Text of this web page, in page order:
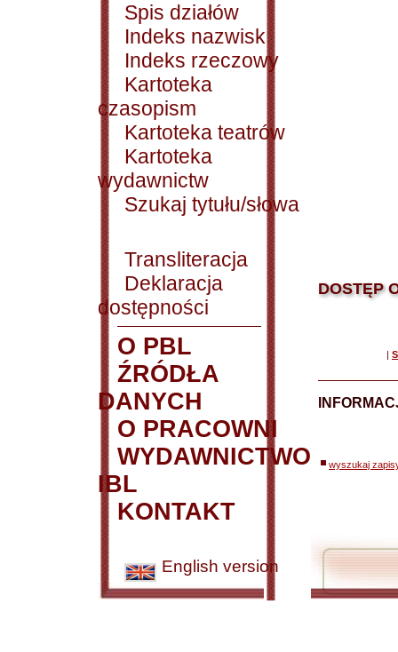
Spis działów
Indeks nazwisk
Indeks rzeczowy
Kartoteka
czasopism
Kartoteka teatrów
Kartoteka
wydawnictw
Szukaj tytułu/słowa
Transliteracja
Deklaracja
dostępności
O PBL
ŹRÓDŁA
DANYCH
O PRACOWNI
WYDAWNICTWO
IBL
KONTAKT
English version
DOSTĘP
|
wyszukaj